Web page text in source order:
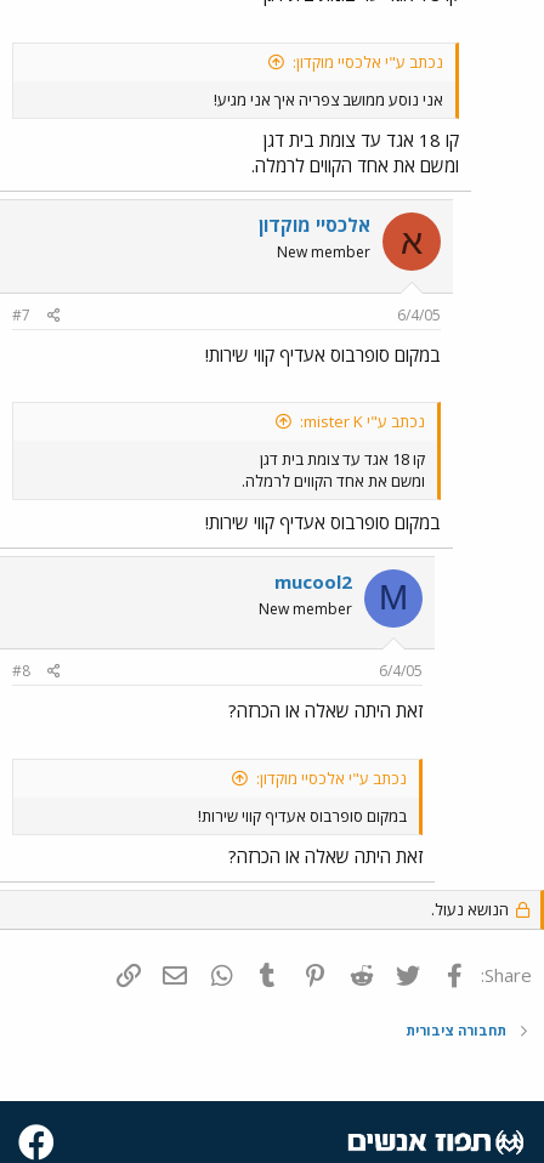
נכתב ע"י אלכסיי מוקדון:
אני נוסע ממושב צפריה איך אני מגיע!
קו 18 אגד עד צומת בית דגן
ומשם את אחד הקווים לרמלה.
א אלכסיי מוקדון
New member
6/4/05
#7
במקום סופרבוס אעדיף קווי שירות!
נכתב ע"י mister K:
קו 18 אגד עד צומת בית דגן
ומשם את אחד הקווים לרמלה.
במקום סופרבוס אעדיף קווי שירות!
M
mucool2
New member
6/4/05
#8
זאת היתה שאלה או הכרזה?
נכתב ע"י אלכסיי מוקדון:
במקום סופרבוס אעדיף קווי שירות!
זאת היתה שאלה או הכרזה?
הנושא נעול.
Share: פייסבוק Twitter
Reddit
Pinterest
Tumblr
WhatsAppדואר אלקטרוני
תחבורה ציבורית